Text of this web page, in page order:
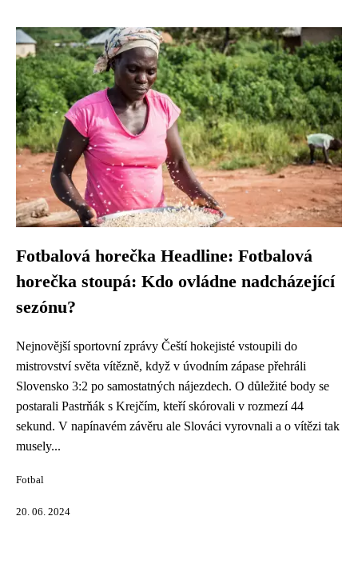
Fotbalová horečka Headline: Fotbalová
horečka stoupá: Kdo ovládne nadcházející
sezónu?
Nejnovější sportovní zprávy Čeští hokejisté vstoupili do
mistrovství světa vítězně, když v úvodním zápase přehráli
Slovensko 3:2 po samostatných nájezdech. O důležité body se
postarali Pastrňák s Krejčím, kteří skórovali v rozmezí 44
sekund. V napínavém závěru ale Slováci vyrovnali a o vítězi tak
musely...
Fotbal
20. 06. 2024